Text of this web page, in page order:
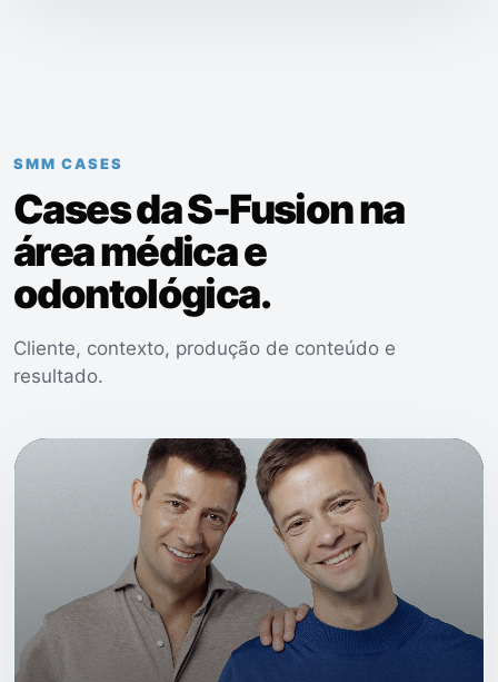
SMM CASES
Cases da S-Fusion na
área médica e
odontológica.
Cliente, contexto, produção de conteúdo e
resultado.